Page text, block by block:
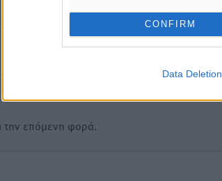
CONFIRM
Data Deletion
πεδία για την υποβολή του σχολίου.
την επόμενη φορά.